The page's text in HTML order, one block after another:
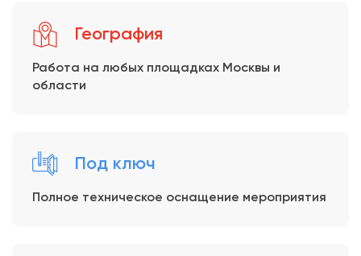
География
Работа на любых площадках Москвы и
области
Под ключ
Полное техническое оснащение мероприятия